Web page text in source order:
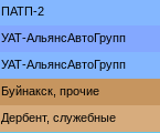
ПАТП-2
УАТ-АльянсАвтоГрупп
УАТ-АльянсАвтоГрупп
Буйнакск, прочие
Дербент, служебные